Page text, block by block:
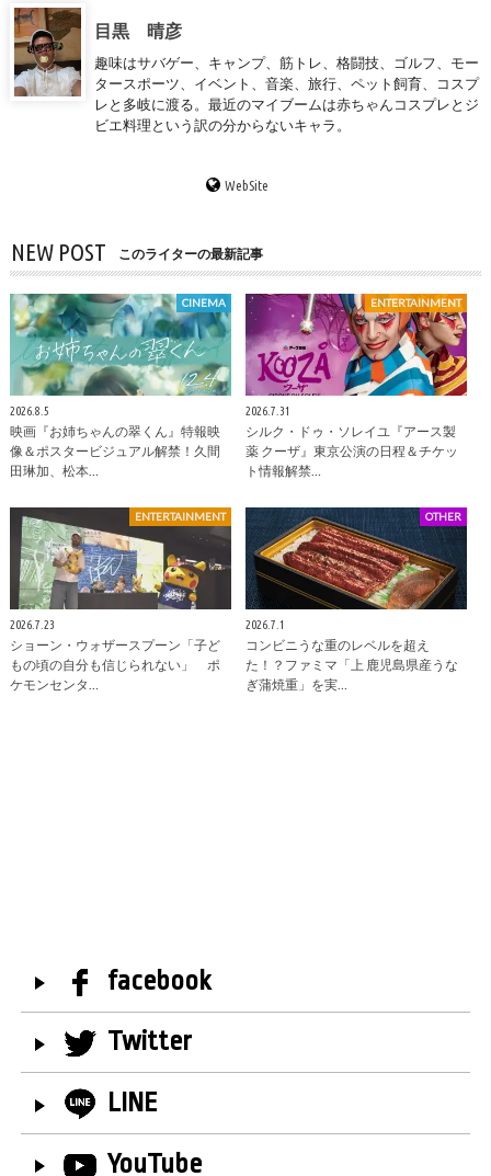
目黒 晴彦
趣味はサバゲー、キャンプ、筋トレ、格闘技、ゴルフ、モー
タースポーツ、イベント、音楽、旅行、ペット飼育、コスプ
レと多岐に渡る。最近のマイブームは赤ちゃんコスプレとジ
ビエ料理という訳の分からないキャラ。
WebSite
NEW POST このライターの最新記事
CINEMA
2026.8.5
映画『お姉ちゃんの翠くん』特報映
像＆ポスタービジュアル解禁！久間
田琳加、松本…
ENTERTAINMENT
2026.7.31
シルク・ドゥ・ソレイユ『アース製
薬 クーザ』東京公演の日程＆チケッ
ト情報解禁…
ENTERTAINMENT
2026.7.23
ショーン・ウォザースプーン「子ど
もの頃の自分も信じられない」 ポ
ケモンセンタ…
OTHER
2026.7.1
コンビニうな重のレベルを超え
た！？ファミマ「上 鹿児島県産うな
ぎ蒲焼重」を実…
facebook
Twitter
LINE
YouTube